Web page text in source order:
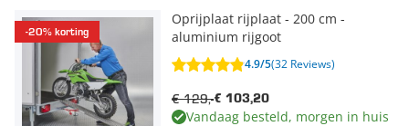
-20% korting
Oprijplaat rijplaat - 200 cm -
aluminium rijgoot
4.9/5(32 Reviews)
€ 103,20
€ 129,-
Vandaag besteld, morgen in huis